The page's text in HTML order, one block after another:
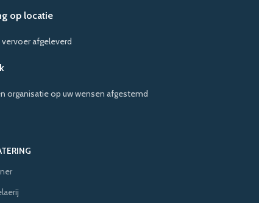
op locatie
afgeleverd
organisatie op uw wensen afgestemd